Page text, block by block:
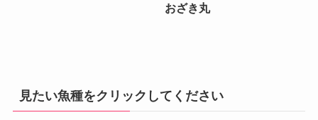
おざき丸
見たい魚種をクリックしてください